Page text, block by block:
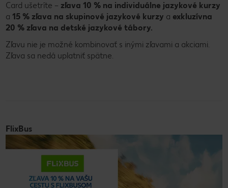
Card ušetríte – zľava 10 % na individuálne jazykové kurzy
a 15 % zľava na skupinové jazykové kurzy a exkluzívna
20 % zľava na detské jazykové tábory.
Zľavu nie je možné kombinovať s inými zľavami a akciami.
Zľava sa nedá uplatniť spätne.
FlixBus